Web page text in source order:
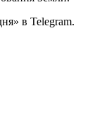
в Telegram.